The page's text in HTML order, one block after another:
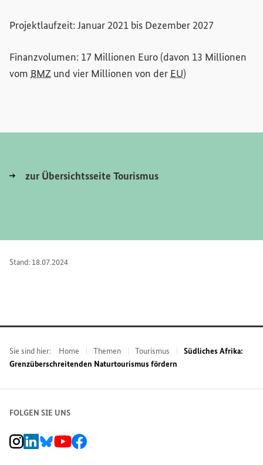
Projektlaufzeit: Januar 2021 bis Dezember 2027
Finanzvolumen: 17 Millionen Euro (davon 13 Millionen
vom BMZ und vier Millionen von der EU)
zur Übersichtsseite Tourismus
Stand: 18.07.2024
Sie sind hier: Home Themen Tourismus
Südliches Afrika:
Grenzüberschreitenden Naturtourismus fördern
FOLGEN SIE UNS
BMZ Instagram-Kanal, Externer Link
BMZ LinkedIn Unternehmensseite, Externer Link
BMZ Bluesky-Seite, Externer Link
BMZ Youtube-Kanal, Externer Link
BMZ Facebook-Seite, Externer Link